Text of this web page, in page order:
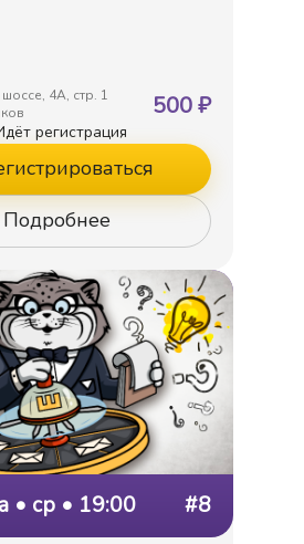
4А, стр. 1
500₽
регистрация
Подробнее
• ср • 19:00 #8